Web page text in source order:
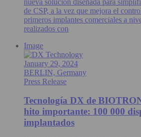
de CSP, a la vez que mejora el
primeros implantes comerciales a
realizados con
Image
January 29, 2024
BERLIN, Germany
Press Release
Tecnología DX de
hito importante: 100 000
implantados